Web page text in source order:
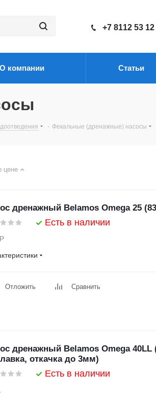
+7 8112 53 12
О компании Статьи
- Фекальные (дренажные) насосы
цене
дренажный Belamos Omega 25
Есть в наличии
Отложить Сравнить
дренажный Belamos Omega
откачка до 3мм)
Есть в наличии